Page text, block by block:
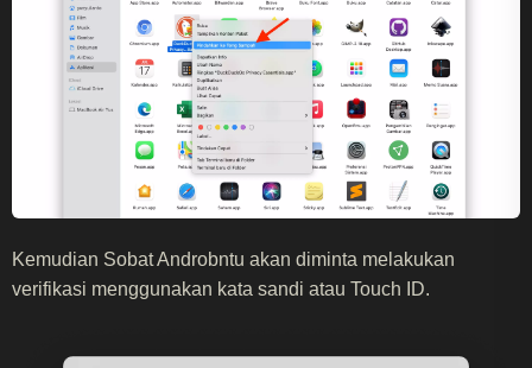
Kemudian Sobat Androbntu akan diminta melakukan
verifikasi menggunakan kata sandi atau Touch ID.